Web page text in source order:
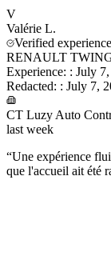
V
Valérie L.
Verified experience
RENAULT
Experience: : July
Redacted: : July 7,
CT Luzy Auto
last week
“Une expérience
que l'accueil ait été